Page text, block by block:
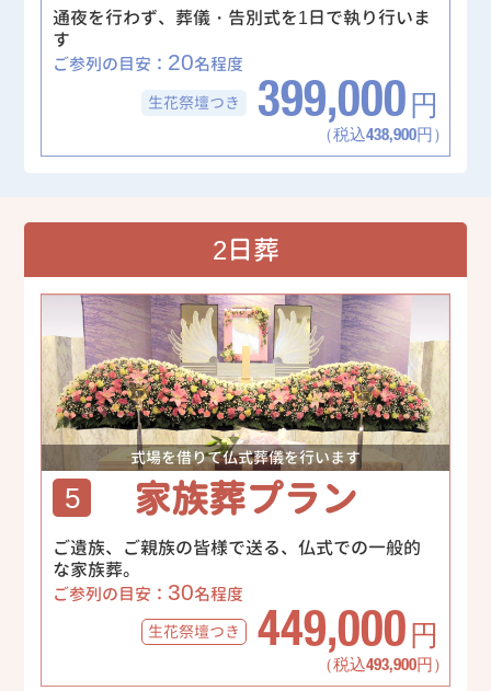
通夜を行わず、葬儀・告別式を1日で執り行いま
す
ご参列の目安： 20名程度
生花祭壇つき 399,000 円
（税込438,900円）
2日葬
式場を借りて仏式葬儀を行います
5 家族葬プラン
ご遺族、ご親族の皆様で送る、仏式での一般的
な家族葬。
ご参列の目安： 30名程度
生花祭壇つき 449,000 円
（税込493,900円）